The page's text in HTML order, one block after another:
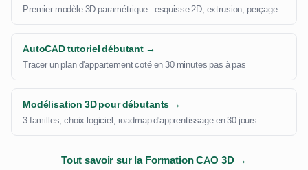
Premier modèle 3D paramétrique : esquisse 2D, extrusion, perçage
AutoCAD tutoriel débutant →
Tracer un plan d'appartement coté en 30 minutes pas à pas
Modélisation 3D pour débutants →
3 familles, choix logiciel, roadmap d'apprentissage en 30 jours
Tout savoir sur la Formation CAO 3D →